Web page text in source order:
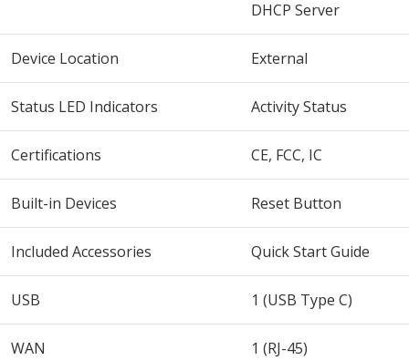
DHCP Server
Device Location External
Status LED Indicators Activity Status
Certifications CE, FCC, IC
Built-in Devices Reset Button
Included Accessories Quick Start Guide
USB 1 (USB Type C)
WAN 1 (RJ-45)